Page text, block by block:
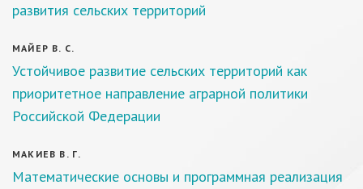
развития сельских территорий
МАЙЕР В. С.
Устойчивое развитие сельских территорий как
приоритетное направление аграрной политики
Российской Федерации
МАКИЕВ В. Г.
Математические основы и программная реализация